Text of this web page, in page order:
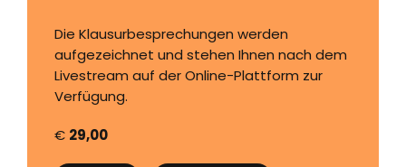
Die Klausurbesprechungen werden
aufgezeichnet und stehen Ihnen nach dem
Livestream auf der Online-Plattform zur
Verfügung.
€ 29,00